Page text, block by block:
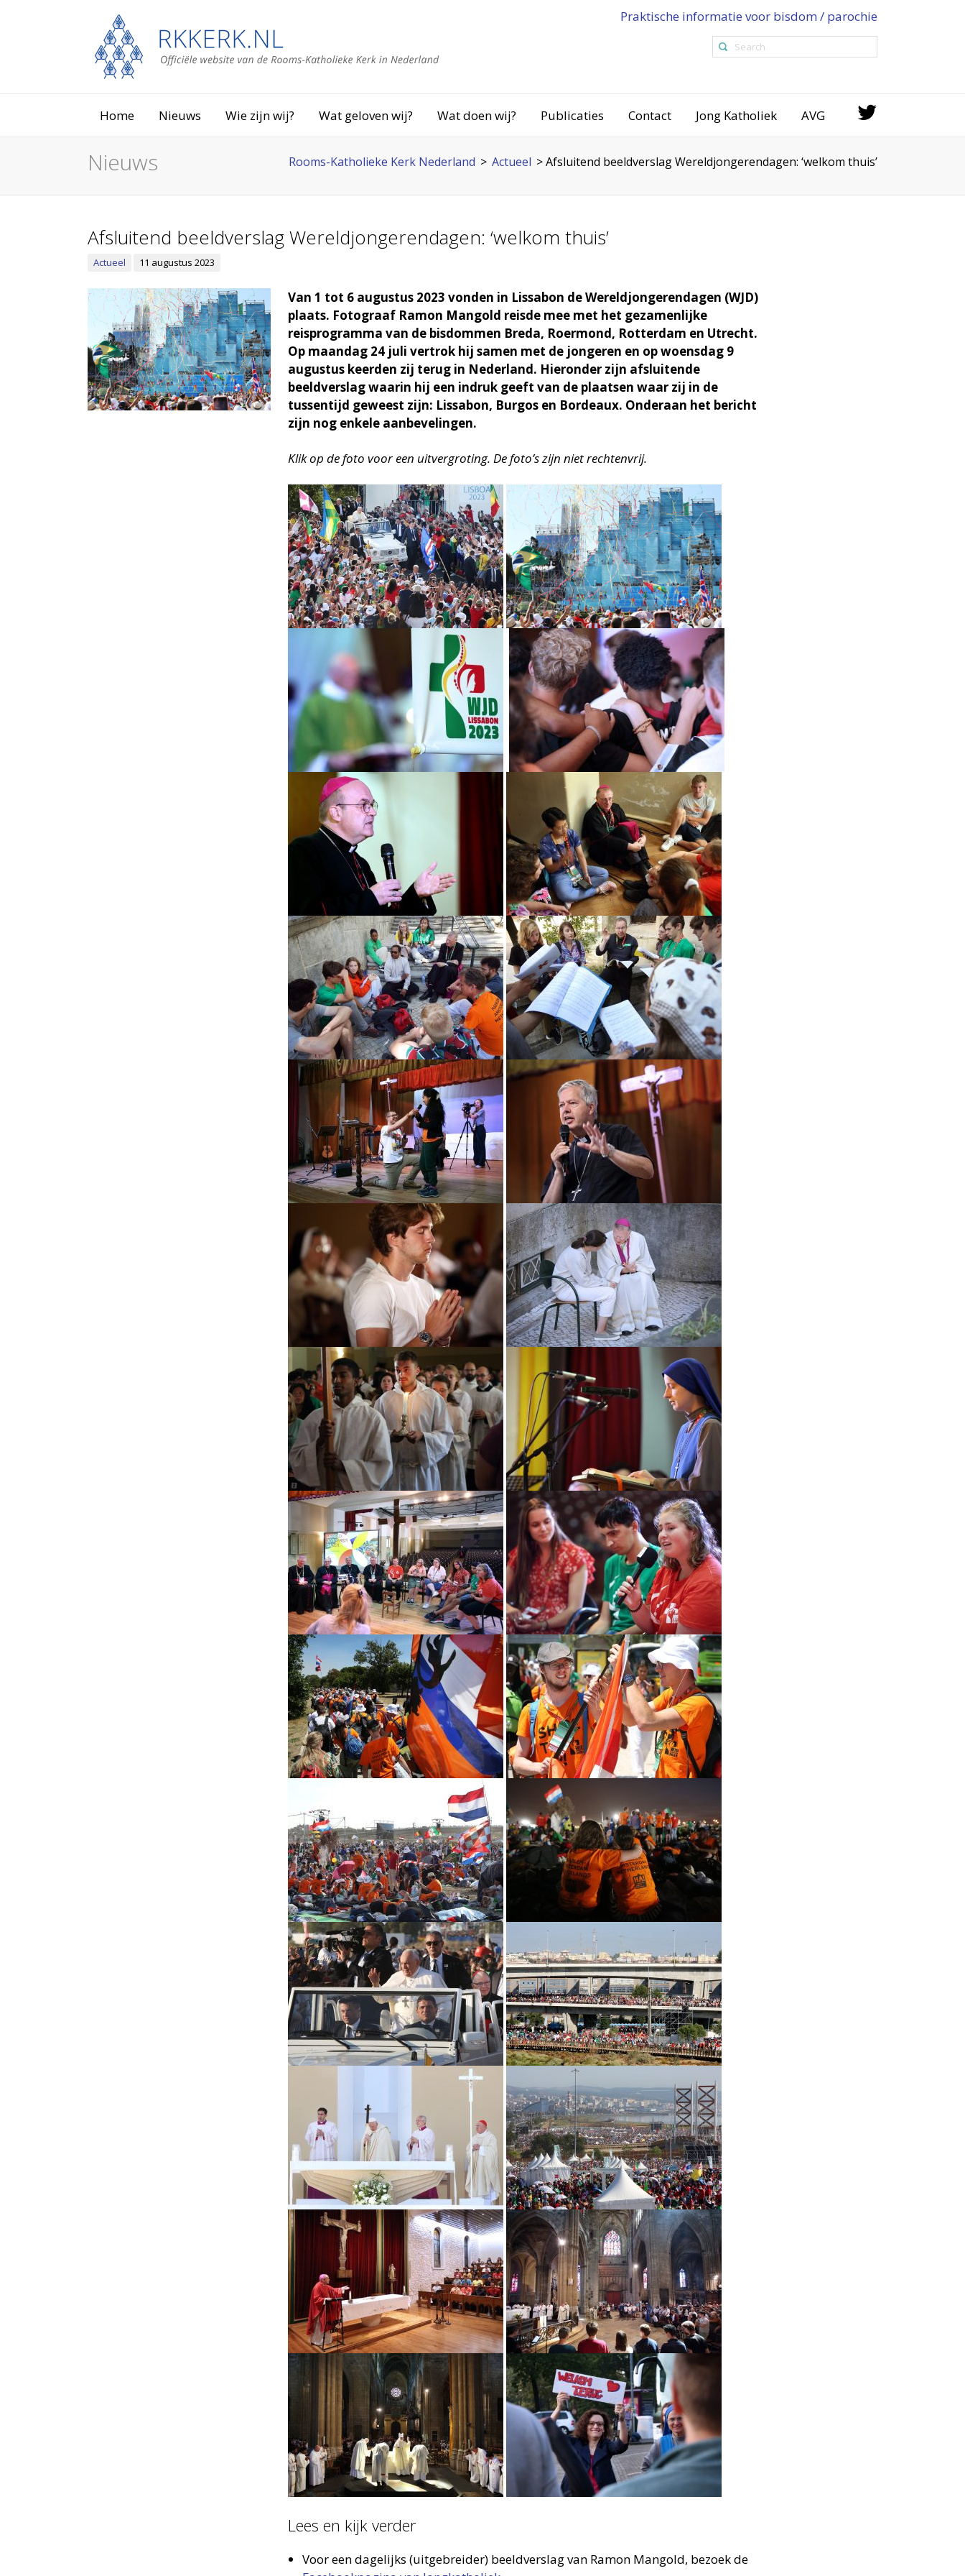
Praktische informatie voor bisdom / parochie
Home Nieuws Wie zijn wij? Wat geloven wij? Wat doen wij? Publicaties Contact Jong Katholiek AVG
Nieuws Rooms-Katholieke Kerk Nederland > Actueel >Afsluitend beeldverslag Wereldjongerendagen: ‘welkom thuis’
Afsluitend beeldverslag Wereldjongerendagen: ‘welkom thuis’
Actueel 11 augustus 2023
Van 1 tot 6 augustus 2023 vonden in Lissabon de Wereldjongerendagen (WJD)
plaats. Fotograaf Ramon Mangold reisde mee met het gezamenlijke
reisprogramma van de bisdommen Breda, Roermond, Rotterdam en Utrecht.
Op maandag 24 juli vertrok hij samen met de jongeren en op woensdag 9
augustus keerden zij terug in Nederland. Hieronder zijn afsluitende
beeldverslag waarin hij een indruk geeft van de plaatsen waar zij in de
tussentijd geweest zijn: Lissabon, Burgos en Bordeaux. Onderaan het bericht
zijn nog enkele aanbevelingen.
Klik op de foto voor een uitvergroting. De foto’s zijn niet rechtenvrij.
Lees en kijk verder
Voor een dagelijks (uitgebreider) beeldverslag van Ramon Mangold, bezoek de